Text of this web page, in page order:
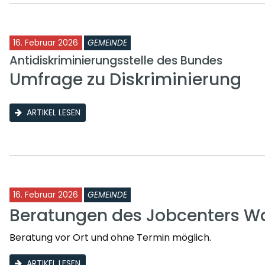
16. Februar 2026 GEMEINDE
Antidiskriminierungsstelle des Bundes
Umfrage zu Diskriminierung
ARTIKEL LESEN
16. Februar 2026 GEMEINDE
Beratungen des Jobcenters
Beratung vor Ort und ohne Termin möglich.